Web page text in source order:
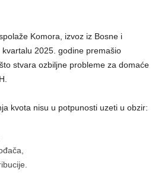
Komora, izvoz iz Bosne i
2025. godine premašio
stvara ozbiljne probleme za domaće
kvota nisu u potpunosti uzeti u obzir: